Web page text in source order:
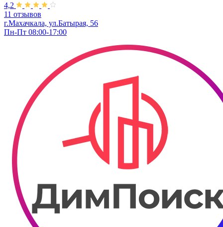
4,2
11 отзывов
г.Махачкала, ул.Батырая, 56
Пн-Пт 08:00-17:00